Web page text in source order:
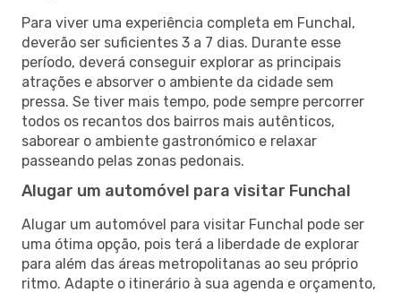
Para viver uma experiência completa em Funchal,
deverão ser suficientes 3 a 7 dias. Durante esse
período, deverá conseguir explorar as principais
atrações e absorver o ambiente da cidade sem
pressa. Se tiver mais tempo, pode sempre percorrer
todos os recantos dos bairros mais autênticos,
saborear o ambiente gastronómico e relaxar
passeando pelas zonas pedonais.
Alugar um automóvel para visitar Funchal
Alugar um automóvel para visitar Funchal pode ser
uma ótima opção, pois terá a liberdade de explorar
para além das áreas metropolitanas ao seu próprio
ritmo. Adapte o itinerário à sua agenda e orçamento,